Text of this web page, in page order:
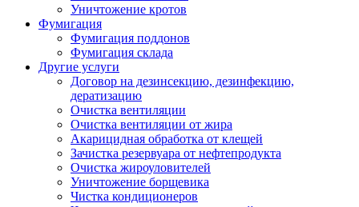
Уничтожение кротов
Фумигация
Фумигация поддонов
Фумигация склада
Другие услуги
Договор на дезинсекцию, дезинфекцию,
дератизацию
Очистка вентиляции
Очистка вентиляции от жира
Акарицидная обработка от клещей
Зачистка резервуара от нефтепродукта
Очистка жироуловителей
Уничтожение борщевика
Чистка кондиционеров